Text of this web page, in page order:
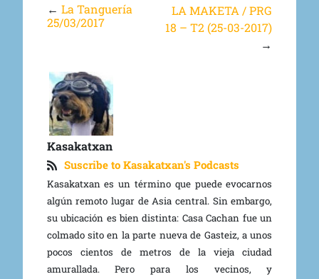
← La Tanguería
25/03/2017
LA MAKETA / PRG
18 – T2 (25-03-2017)
→
Kasakatxan
Suscribe to Kasakatxan's Podcasts
Kasakatxan es un término que puede evocarnos
algún remoto lugar de Asia central. Sin embargo,
su ubicación es bien distinta: Casa Cachan fue un
colmado sito en la parte nueva de Gasteiz, a unos
pocos cientos de metros de la vieja ciudad
amurallada. Pero para los vecinos, y